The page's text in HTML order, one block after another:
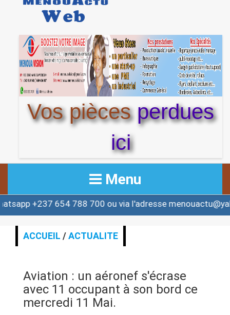
Vos piècesperdues
ici
Menu
ACCUEIL
ACTUALITE
ANNONCE
788 700 ou via l'adresse menouactu@yahoo.com
ACCUEIL /ACTUALITE
Aviation : un aéronef s'écrase
avec 11 occupant à son bord ce
mercredi 11 Mai.